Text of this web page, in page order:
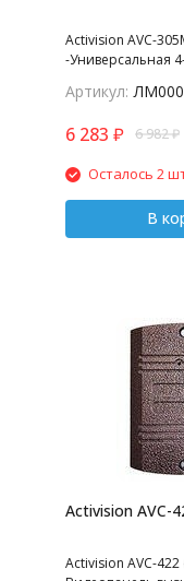
Activision AVC-
-Универсальная
панель для
в комплекте
Артикул:
6 283 ₽ 6 982₽
Осталось 2
В
Activision AVC-
Activision AVC-422